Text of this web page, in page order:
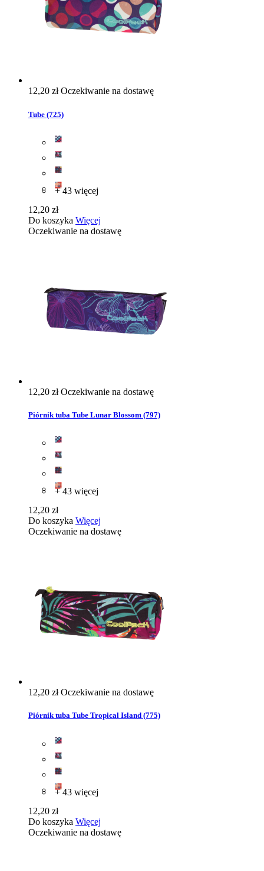
12,20 złOczekiwanie na dostawę
Tube (725)
+ 43 więcej
12,20 zł
Do koszyka Więcej
Oczekiwanie na dostawę
12,20 złOczekiwanie na dostawę
Piórnik tuba Tube Lunar Blossom (797)
+ 43 więcej
12,20 zł
Do koszyka Więcej
Oczekiwanie na dostawę
12,20 złOczekiwanie na dostawę
Piórnik tuba Tube Tropical Island (775)
+ 43 więcej
12,20 zł
Do koszyka Więcej
Oczekiwanie na dostawę